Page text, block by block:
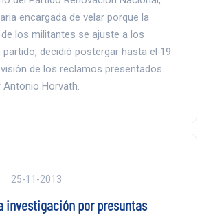
encargada de velar porque la
los militantes se ajuste a los
decidió postergar hasta el 19
de los reclamos presentados
Horvath.
25-11-2013
investigación por presuntas